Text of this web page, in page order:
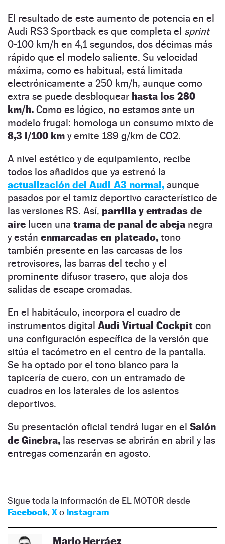
El resultado de este aumento de potencia en el
Audi RS3 Sportback es que completa el sprint
0-100 km/h en 4,1 segundos, dos décimas más
rápido que el modelo saliente. Su velocidad
máxima, como es habitual, está limitada
electrónicamente a 250 km/h, aunque como
extra se puede desbloquear hasta los 280
km/h. Como es lógico, no estamos ante un
modelo frugal: homologa un consumo mixto de
8,3 l/100 km y emite 189 g/km de CO2.
A nivel estético y de equipamiento, recibe
todos los añadidos que ya estrenó la
actualización del Audi A3 normal, aunque
pasados por el tamiz deportivo característico de
las versiones RS. Así, parrilla y entradas de
aire lucen una trama de panal de abeja negra
y están enmarcadas en plateado, tono
también presente en las carcasas de los
retrovisores, las barras del techo y el
prominente difusor trasero, que aloja dos
salidas de escape cromadas.
En el habitáculo, incorpora el cuadro de
instrumentos digital Audi Virtual Cockpit con
una configuración específica de la versión que
sitúa el tacómetro en el centro de la pantalla.
Se ha optado por el tono blanco para la
tapicería de cuero, con un entramado de
cuadros en los laterales de los asientos
deportivos.
Su presentación oficial tendrá lugar en el Salón
de Ginebra, las reservas se abrirán en abril y las
entregas comenzarán en agosto.
Sigue toda la información de EL MOTOR desde
Facebook, Xo Instagram
Mario Herráez